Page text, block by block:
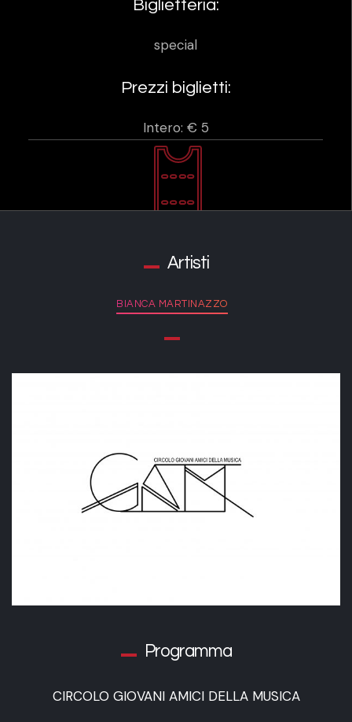
Biglietteria:
special
Prezzi biglietti:
Intero: € 5
Artisti
BIANCA MARTINAZZO
Programma
CIRCOLO GIOVANI AMICI DELLA MUSICA